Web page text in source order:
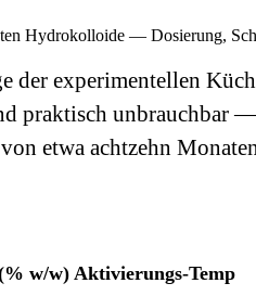
Hydrokolloide — Dosierung,
experimentellen
praktisch unbrauchbar
etwa achtzehn
w/w) Aktivierungs-Temp